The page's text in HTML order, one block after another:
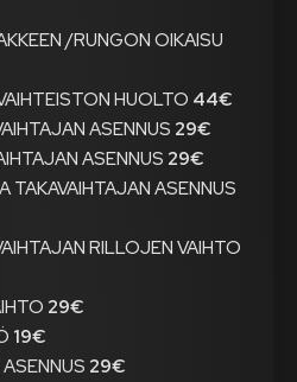
/RUNGON OIKAISU
HUOLTO 44€
ASENNUS 29€
ASENNUS 29€
TAKAVAIHTAJAN ASENNUS
RILLOJEN VAIHTO
29€
19€
29€